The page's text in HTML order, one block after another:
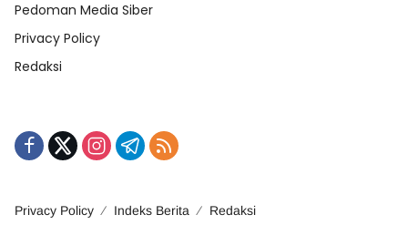
Pedoman Media Siber
Privacy Policy
Redaksi
Privacy Policy Indeks Berita Redaksi